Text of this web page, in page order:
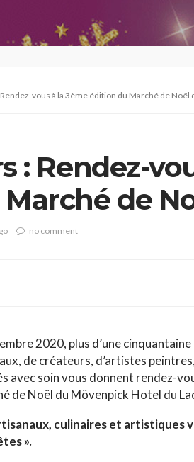
vous à la 3ème édition du Marché de Noël
: Rendez-
de
du Lac
no comment
2020, plus d’une
de créateurs, d’artistes
avec soin vous donnent rendez-
de Noël du Mövenpick Hotel du
culinaires et
».